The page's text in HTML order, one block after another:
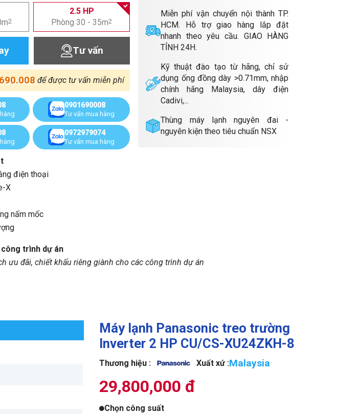
2
2.5 HP
Phòng 30 - 35m2
Tư vấn
để được tư vấn miễn phí
0901690008
Tư vấn mua hàng
0972979074
Tư vấn mua hàng
điện thoại
X
nấm mốc
Miễn phí vận chuyển nội thành TP.
HCM. Hỗ trợ giao hàng lắp đặt
nhanh theo yêu cầu. GIAO HÀNG
TỈNH 24H.
Kỹ thuật đào tạo từ hãng, chỉ sử
dụng ống đồng dày >0.71mm, nhập
chính hãng Malaysia, dây điện
Cadivi,...
Thùng máy lạnh nguyên đai -
nguyên kiện theo tiêu chuẩn NSX
trình dự án
ưu đãi, chiết khấu riêng giành cho các công trình dự án
Máy lạnh Panasonic treo trường
Inverter 2 HP CU/CS-XU24ZKH-8
Thương hiệu : Xuất xứ :Malaysia
29,800,000 đ
Chọn công suất